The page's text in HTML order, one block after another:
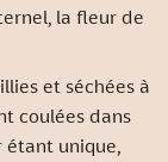
la fleur de
et séchées à
coulées dans
étant unique,